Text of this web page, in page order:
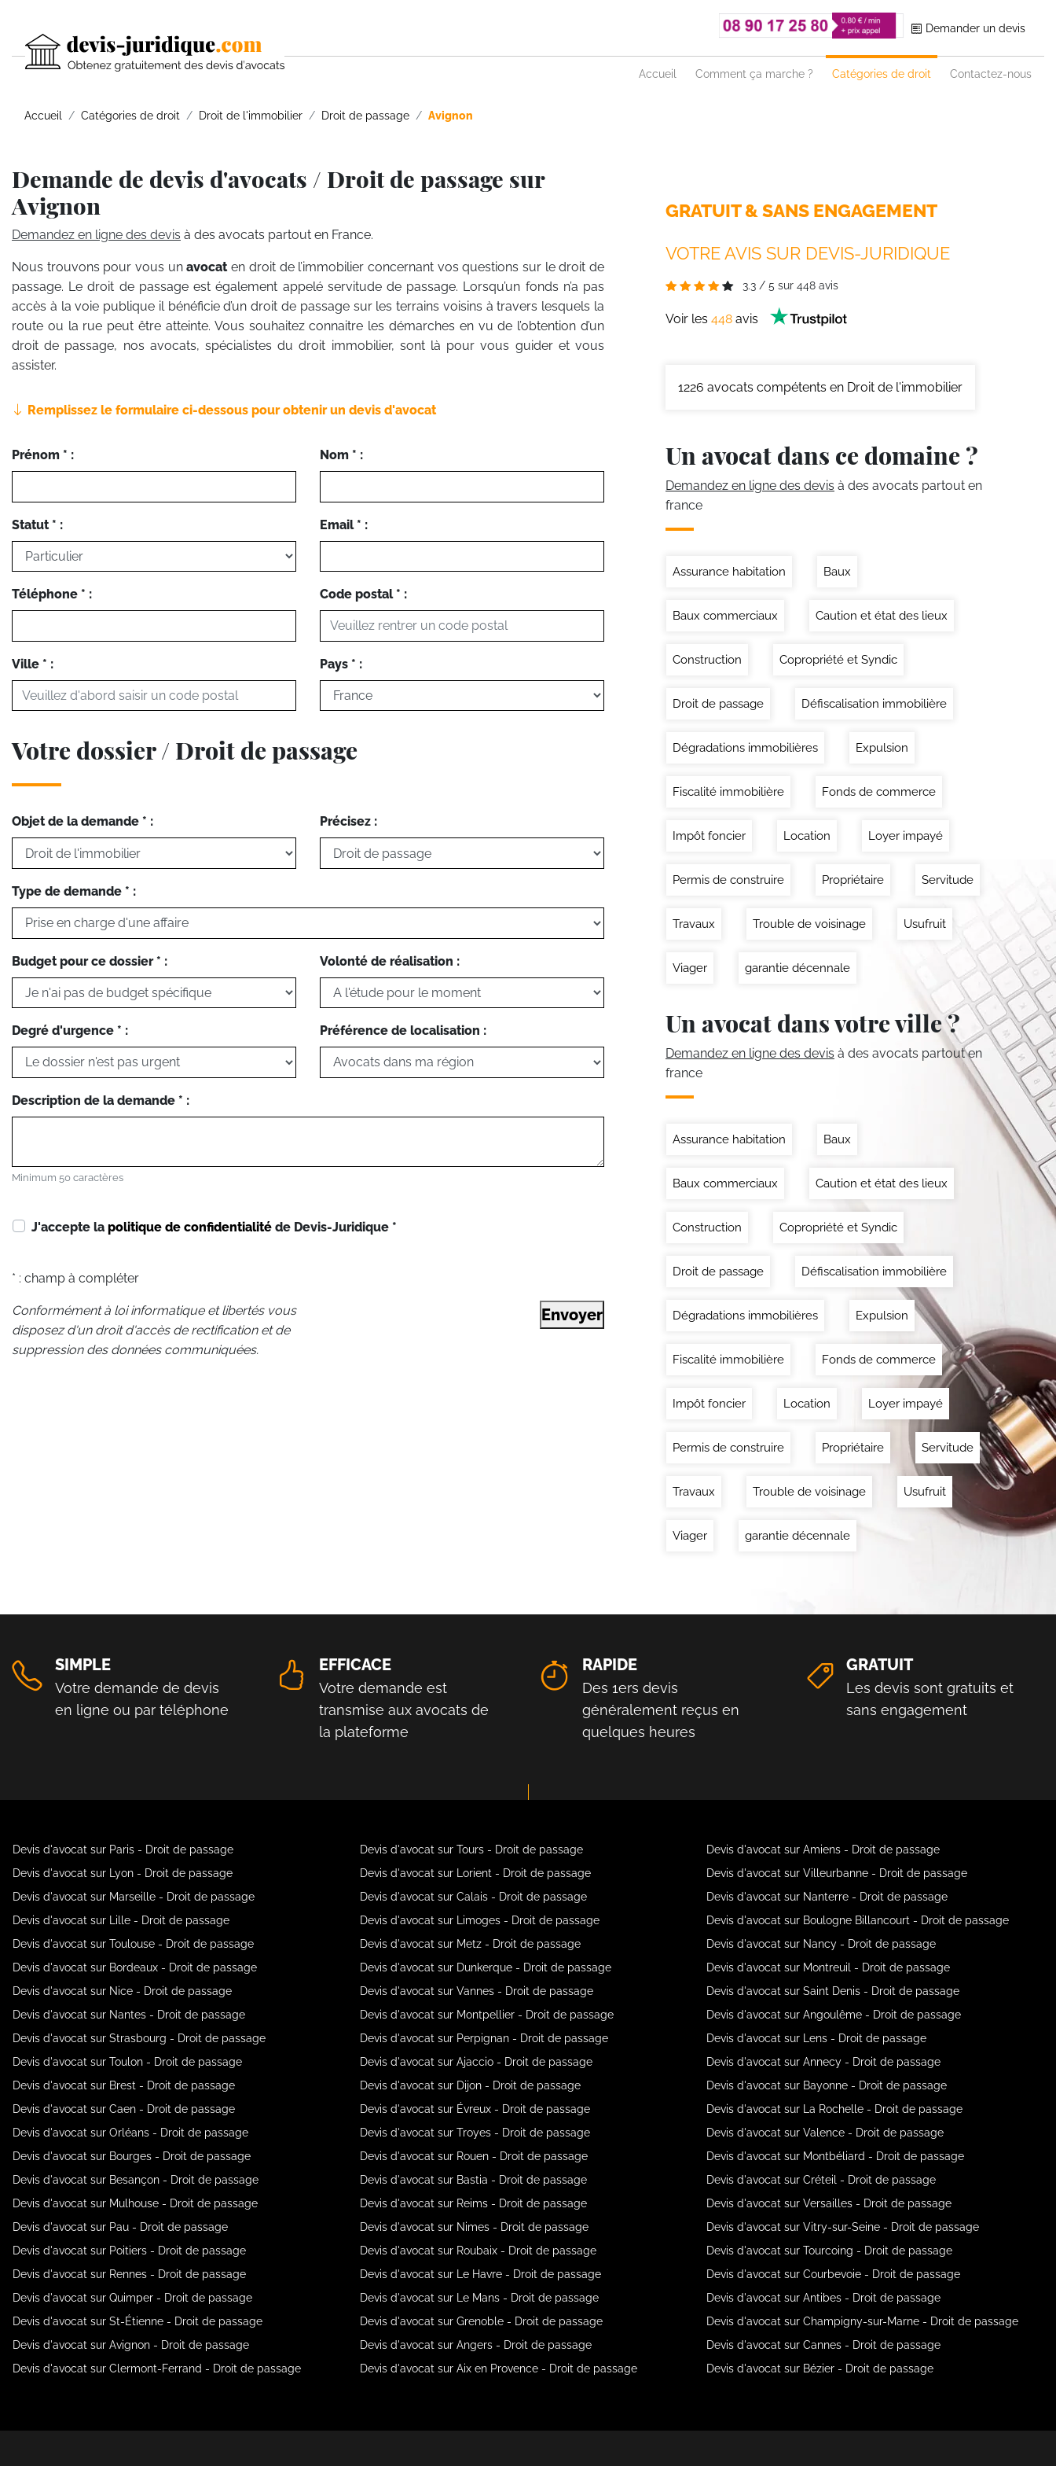
Demander un devis
Accueil Comment ça marche ? Catégories de droit Contactez-nous
Accueil Catégories de droit Droit de l'immobilier Droit de passage Avignon
Demande de devis d'avocats / Droit de passage sur
Avignon
Demandez en ligne des devis à des avocats partout en France.
Nous trouvons pour vous unavocaten droit de l’immobilier concernant vos questions sur le droit de
passage. Le droit de passage est également appelé servitude de passage. Lorsqu’un fonds n’a pas
accès à la voie publique il bénéficie d’un droit de passage sur les terrains voisins à travers lesquels la
route ou la rue peut être atteinte. Vous souhaitez connaitre les démarches en vu de l’obtention d’un
droit de passage, nos avocats, spécialistes du droit immobilier, sont là pour vous guider et vous
assister.
Remplissez le formulaire ci-dessous pour obtenir un devis d'avocat
Prénom * : Nom * :
Statut * : Email * :
Téléphone * : Code postal * :
Ville * : Pays * :
Votre dossier / Droit de passage
Objet de la demande * : Précisez :
Type de demande * :
Budget pour ce dossier * : Volonté de réalisation :
Degré d'urgence * : Préférence de localisation :
Description de la demande * :
Minimum 50 caractères
J'accepte la politique de confidentialité de Devis-Juridique *
* : champ à compléter
Conformément à loi informatique et libertés vous
disposez d'un droit d'accès de rectification et de
suppression des données communiquées.
Envoyer
GRATUIT & SANS ENGAGEMENT
VOTRE AVIS SUR DEVIS-JURIDIQUE
3.3 / 5 sur 448 avis
Voir les 448 avis
1226 avocats compétents en Droit de l'immobilier
Un avocat dans ce domaine ?
Demandez en ligne des devis à des avocats partout en
france
Assurance habitation Baux
Baux commerciaux Caution et état des lieux
Construction Copropriété et Syndic
Droit de passage Défiscalisation immobilière
Dégradations immobilières Expulsion
Fiscalité immobilière Fonds de commerce
Impôt foncier Location Loyer impayé
Permis de construire Propriétaire Servitude
Travaux Trouble de voisinage Usufruit
Viager garantie décennale
Un avocat dans votre ville ?
Demandez en ligne des devis à des avocats partout en
france
Assurance habitation Baux
Baux commerciaux Caution et état des lieux
Construction Copropriété et Syndic
Droit de passage Défiscalisation immobilière
Dégradations immobilières Expulsion
Fiscalité immobilière Fonds de commerce
Impôt foncier Location Loyer impayé
Permis de construire Propriétaire Servitude
Travaux Trouble de voisinage Usufruit
Viager garantie décennale
SIMPLE
Votre demande de devis
en ligne ou par téléphone
EFFICACE
Votre demande est
transmise aux avocats de
la plateforme
RAPIDE
Des 1ers devis
généralement reçus en
quelques heures
GRATUIT
Les devis sont gratuits et
sans engagement
Devis d'avocat sur Paris - Droit de passage
Devis d'avocat sur Lyon - Droit de passage
Devis d'avocat sur Marseille - Droit de passage
Devis d'avocat sur Lille - Droit de passage
Devis d'avocat sur Toulouse - Droit de passage
Devis d'avocat sur Bordeaux - Droit de passage
Devis d'avocat sur Nice - Droit de passage
Devis d'avocat sur Nantes - Droit de passage
Devis d'avocat sur Strasbourg - Droit de passage
Devis d'avocat sur Toulon - Droit de passage
Devis d'avocat sur Brest - Droit de passage
Devis d'avocat sur Caen - Droit de passage
Devis d'avocat sur Orléans - Droit de passage
Devis d'avocat sur Bourges - Droit de passage
Devis d'avocat sur Besançon - Droit de passage
Devis d'avocat sur Mulhouse - Droit de passage
Devis d'avocat sur Pau - Droit de passage
Devis d'avocat sur Poitiers - Droit de passage
Devis d'avocat sur Rennes - Droit de passage
Devis d'avocat sur Quimper - Droit de passage
Devis d'avocat sur St-Étienne - Droit de passage
Devis d'avocat sur Avignon - Droit de passage
Devis d'avocat sur Clermont-Ferrand - Droit de passage
Devis d'avocat sur Tours - Droit de passage
Devis d'avocat sur Lorient - Droit de passage
Devis d'avocat sur Calais - Droit de passage
Devis d'avocat sur Limoges - Droit de passage
Devis d'avocat sur Metz - Droit de passage
Devis d'avocat sur Dunkerque - Droit de passage
Devis d'avocat sur Vannes - Droit de passage
Devis d'avocat sur Montpellier - Droit de passage
Devis d'avocat sur Perpignan - Droit de passage
Devis d'avocat sur Ajaccio - Droit de passage
Devis d'avocat sur Dijon - Droit de passage
Devis d'avocat sur Évreux - Droit de passage
Devis d'avocat sur Troyes - Droit de passage
Devis d'avocat sur Rouen - Droit de passage
Devis d'avocat sur Bastia - Droit de passage
Devis d'avocat sur Reims - Droit de passage
Devis d'avocat sur Nimes - Droit de passage
Devis d'avocat sur Roubaix - Droit de passage
Devis d'avocat sur Le Havre - Droit de passage
Devis d'avocat sur Le Mans - Droit de passage
Devis d'avocat sur Grenoble - Droit de passage
Devis d'avocat sur Angers - Droit de passage
Devis d'avocat sur Aix en Provence - Droit de passage
Devis d'avocat sur Amiens - Droit de passage
Devis d'avocat sur Villeurbanne - Droit de passage
Devis d'avocat sur Nanterre - Droit de passage
Devis d'avocat sur Boulogne Billancourt - Droit de passage
Devis d'avocat sur Nancy - Droit de passage
Devis d'avocat sur Montreuil - Droit de passage
Devis d'avocat sur Saint Denis - Droit de passage
Devis d'avocat sur Angoulême - Droit de passage
Devis d'avocat sur Lens - Droit de passage
Devis d'avocat sur Annecy - Droit de passage
Devis d'avocat sur Bayonne - Droit de passage
Devis d'avocat sur La Rochelle - Droit de passage
Devis d'avocat sur Valence - Droit de passage
Devis d'avocat sur Montbéliard - Droit de passage
Devis d'avocat sur Créteil - Droit de passage
Devis d'avocat sur Versailles - Droit de passage
Devis d'avocat sur Vitry-sur-Seine - Droit de passage
Devis d'avocat sur Tourcoing - Droit de passage
Devis d'avocat sur Courbevoie - Droit de passage
Devis d'avocat sur Antibes - Droit de passage
Devis d'avocat sur Champigny-sur-Marne - Droit de passage
Devis d'avocat sur Cannes - Droit de passage
Devis d'avocat sur Bézier - Droit de passage